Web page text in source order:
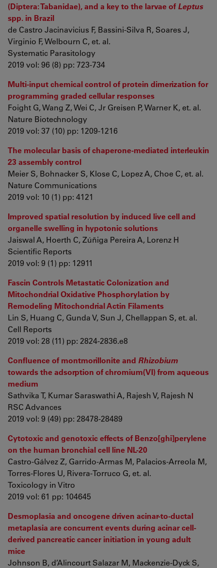
(Diptera: Tabanidae), and a key to the larvae ofLeptus
spp. in Brazil
de Castro Jacinavicius F, Bassini-Silva R, Soares J,
Virginio F, Welbourn C, et. al.
Systematic Parasitology
2019 vol: 96 (8) pp: 723-734
Multi-input chemical control of protein dimerization for
programming graded cellular responses
Foight G, Wang Z, Wei C, Jr Greisen P, Warner K, et. al.
Nature Biotechnology
2019 vol: 37 (10) pp: 1209-1216
The molecular basis of chaperone-mediated interleukin
23 assembly control
Meier S, Bohnacker S, Klose C, Lopez A, Choe C, et. al.
Nature Communications
2019 vol: 10 (1) pp: 4121
Improved spatial resolution by induced live cell and
organelle swelling in hypotonic solutions
Jaiswal A, Hoerth C, Zúñiga Pereira A, Lorenz H
Scientific Reports
2019 vol: 9 (1) pp: 12911
Fascin Controls Metastatic Colonization and
Mitochondrial Oxidative Phosphorylation by
Remodeling Mitochondrial Actin Filaments
Lin S, Huang C, Gunda V, Sun J, Chellappan S, et. al.
Cell Reports
2019 vol: 28 (11) pp: 2824-2836.e8
Confluence of montmorillonite and Rhizobium
towards the adsorption of chromium(VI) from aqueous
medium
Sathvika T, Kumar Saraswathi A, Rajesh V, Rajesh N
RSC Advances
2019 vol: 9 (49) pp: 28478-28489
Cytotoxic and genotoxic effects of Benzo[ghi]perylene
on the human bronchial cell line NL-20
Castro-Gálvez Z, Garrido-Armas M, Palacios-Arreola M,
Torres-Flores U, Rivera-Torruco G, et. al.
Toxicology in Vitro
2019 vol: 61 pp: 104645
Desmoplasia and oncogene driven acinar-to-ductal
metaplasia are concurrent events during acinar cell-
derived pancreatic cancer initiation in young adult
mice
Johnson B, d’Alincourt Salazar M, Mackenzie-Dyck S,